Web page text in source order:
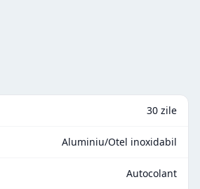
30 zile
Aluminiu/Otel inoxidabil
Autocolant